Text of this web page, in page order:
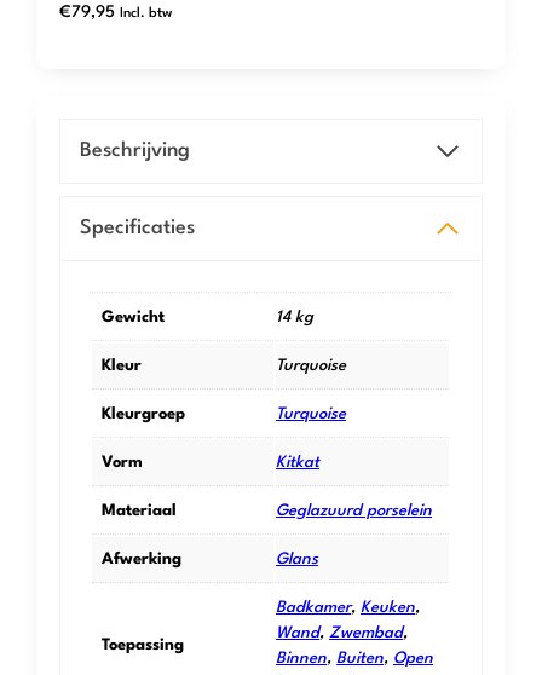
€79,95 Incl. btw
Beschrijving
Specificaties
Gewicht 14 kg
Kleur Turquoise
Kleurgroep Turquoise
Vorm Kitkat
Materiaal Geglazuurd porselein
Afwerking Glans
Toepassing
Badkamer,Keuken,
Wand,Zwembad,
Binnen,Buiten, Open